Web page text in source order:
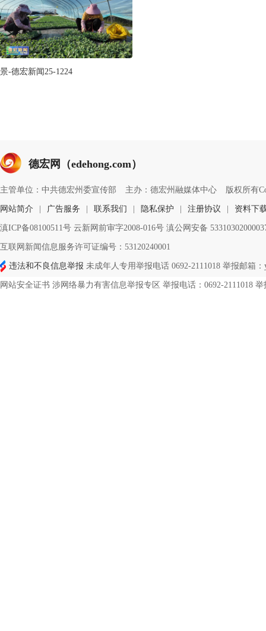
景-德宏新闻25-1224
德宏网（edehong.com）
主管单位：中共德宏州委宣传部 主办：德宏州融媒体中心 版权所有
网站简介 广告服务 联系我们 隐私保护 注册协议 资料下
滇ICP备08100511号 云新网前审字2008-016号 滇公网安备
互联网新闻信息服务许可证编号：53120240001
违法和不良信息举报 未成年人专用举报电话 0692-2111018 举报邮箱：
网站安全证书 涉网络暴力有害信息举报专区 举报电话：0692-2111018 举